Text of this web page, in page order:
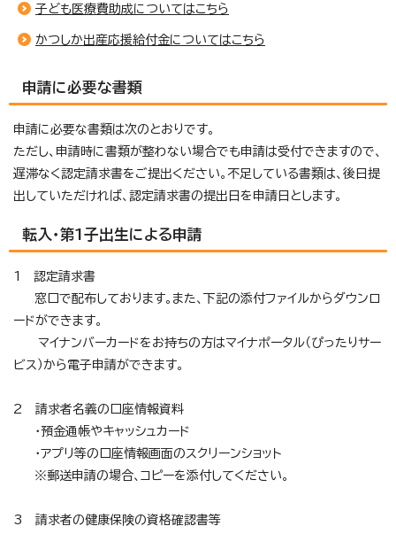
子ども医療費助成についてはこちら
かつしか出産応援給付金についてはこちら
申請に必要な書類
申請に必要な書類は次のとおりです。
ただし、申請時に書類が整わない場合でも申請は受付できますので、
遅滞なく認定請求書をご提出ください。不足している書類は、後日提
出していただければ、認定請求書の提出日を申請日とします。
転入・第1子出生による申請
1 認定請求書
窓口で配布しております。また、下記の添付ファイルからダウンロ
ードができます。
マイナンバーカードをお持ちの方はマイナポータル（ぴったりサー
ビス）から電子申請ができます。
2 請求者名義の口座情報資料
・預金通帳やキャッシュカード
・アプリ等の口座情報画面のスクリーンショット
※郵送申請の場合、コピーを添付してください。
3 請求者の健康保険の資格確認書等